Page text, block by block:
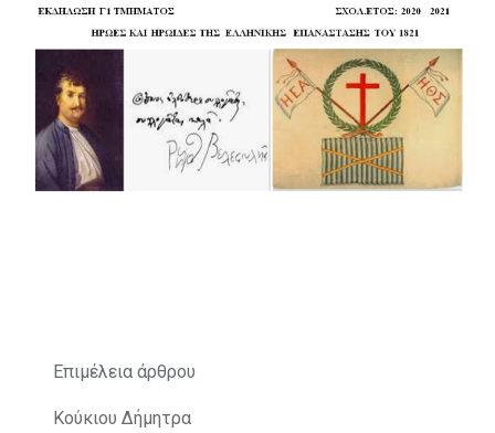
Επιμέλεια άρθρου
Κούκιου Δήμητρα